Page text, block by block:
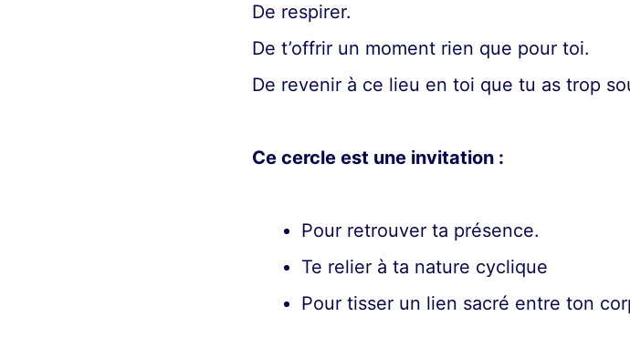
De respirer.
De t’offrir un moment rien que pour toi.
De revenir à ce lieu en toi que tu as trop
Ce cercle est une invitation :
Pour retrouver ta présence.
Te relier à ta nature cyclique
Pour tisser un lien sacré entre ton